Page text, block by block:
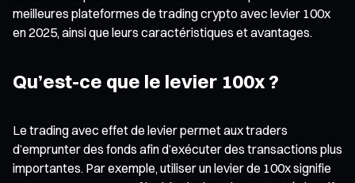
meilleures plateformes de trading crypto avec levier 100x
en 2025, ainsi que leurs caractéristiques et avantages.
Qu’est-ce que le levier 100x ?
Le trading avec effet de levier permet aux traders
d’emprunter des fonds afin d’exécuter des transactions plus
importantes. Par exemple, utiliser un levier de 100x signifie